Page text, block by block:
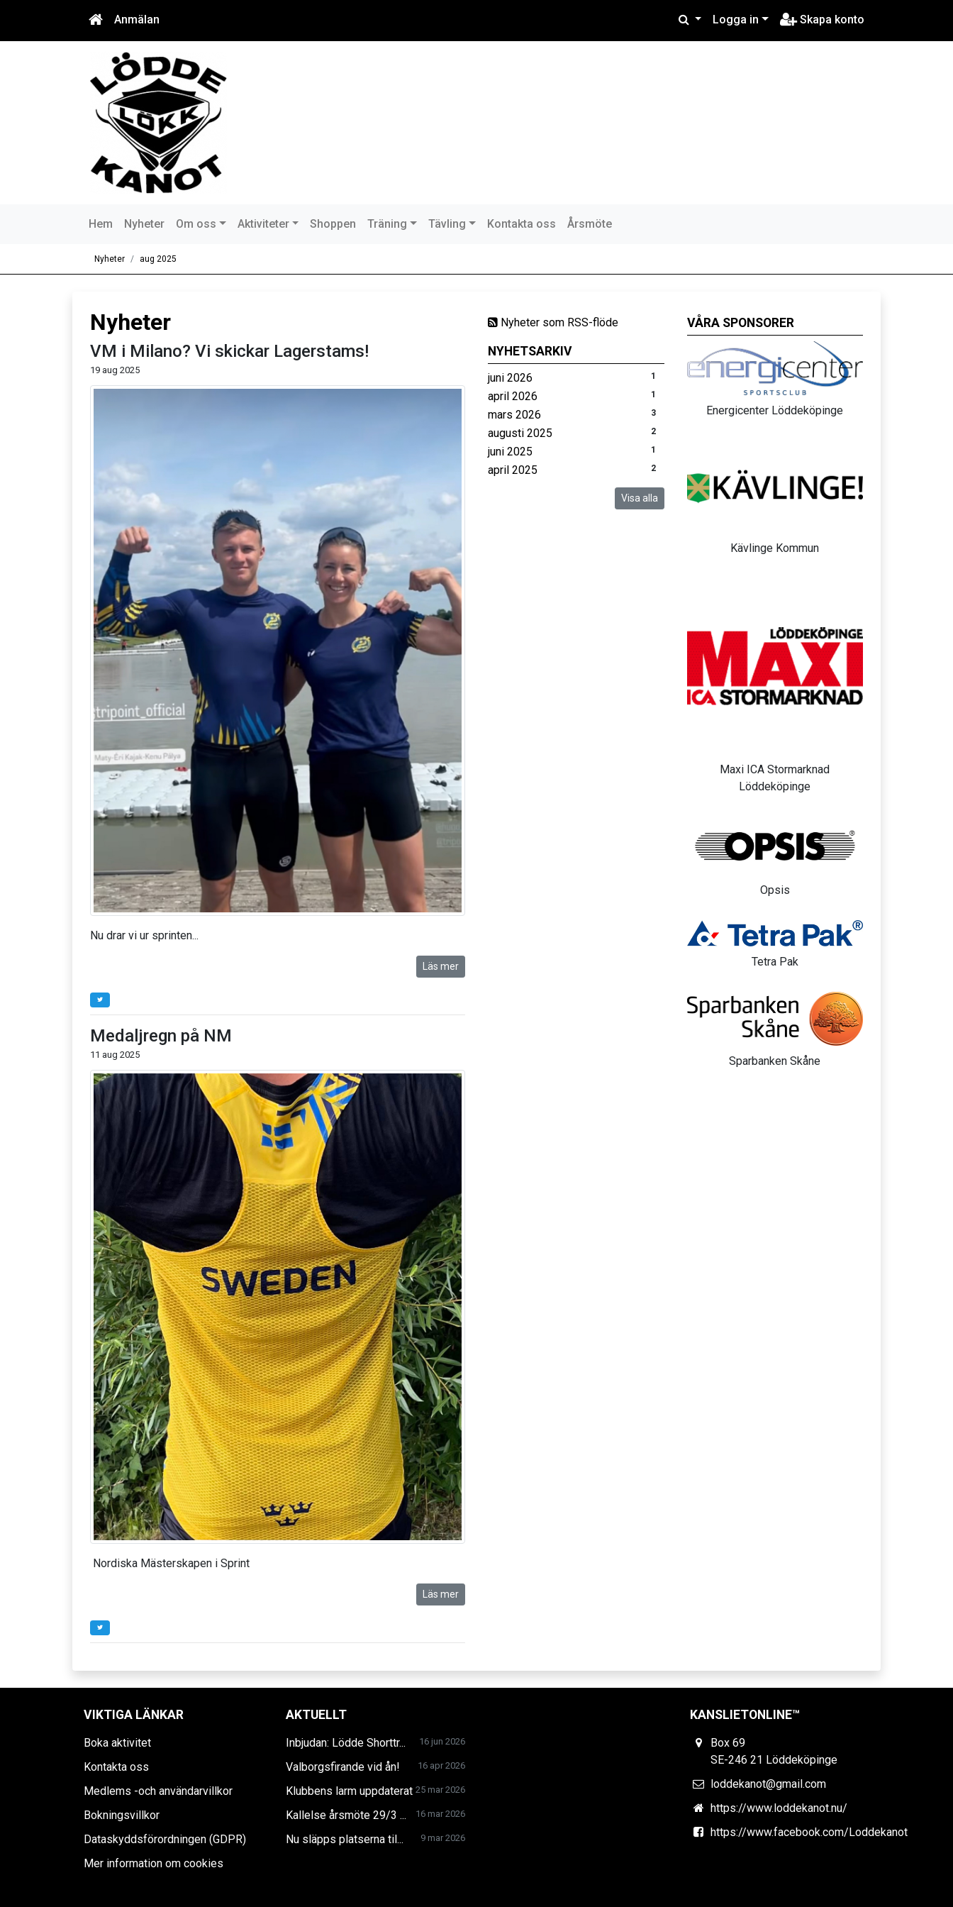
Anmälan Logga in Skapa konto
Hem Nyheter Om oss Aktiviteter Shoppen Träning Tävling Kontakta oss Årsmöte
Nyheter aug 2025
Nyheter som RSS-flöde
NYHETSARKIV
juni 2026 1
april 2026 1
mars 2026 3
augusti 2025 2
juni 2025 1
april 2025 2
Visa alla
Nyheter
VM i Milano? Vi skickar Lagerstams!
19 aug 2025
Nu drar vi ur sprinten...
Läs mer
Medaljregn på NM
11 aug 2025
Nordiska Mästerskapen i Sprint
Läs mer
VÅRA SPONSORER
Energicenter Löddeköpinge
Kävlinge Kommun
Maxi ICA Stormarknad
Löddeköpinge
Opsis
Tetra Pak
Sparbanken Skåne
VIKTIGA LÄNKAR
Boka aktivitet
Kontakta oss
Medlems -och användarvillkor
Bokningsvillkor
Dataskyddsförordningen (GDPR)
Mer information om cookies
AKTUELLT
Inbjudan: Lödde Shorttr... 16 jun 2026
Valborgsfirande vid ån! 16 apr 2026
Klubbens larm uppdaterat 25 mar 2026
Kallelse årsmöte 29/3 ... 16 mar 2026
Nu släpps platserna til... 9 mar 2026
KANSLIETONLINE™
Box 69
SE-246 21 Löddeköpinge
loddekanot@gmail.com
https://www.loddekanot.nu/
https://www.facebook.com/Loddekanot